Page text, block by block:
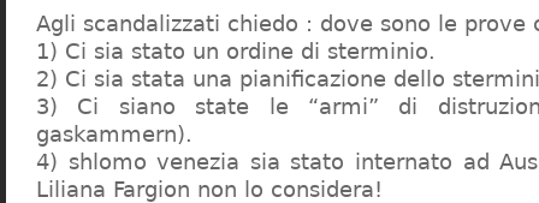
Agli scandalizzati chiedo : dove sono le prove
1) Ci sia stato un ordine di sterminio.
2) Ci sia stata una pianificazione dello
3) Ci siano state le “armi” di
gaskammern).
4) shlomo venezia sia stato internato ad
Liliana Fargion non lo considera!